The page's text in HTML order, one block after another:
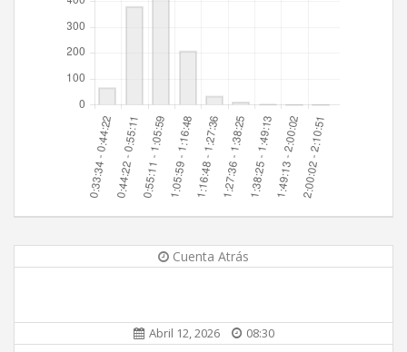
Cuenta Atrás
Abril 12, 2026 08:30